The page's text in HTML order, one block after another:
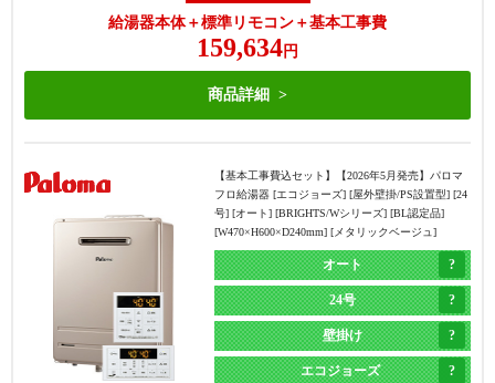
給湯器本体＋標準リモコン＋基本工事費
159,634 円
商品詳細
【基本工事費込セット】
【2026年5月発売】パロマ
フロ給湯器 [エコジョーズ] [屋外壁掛/PS設置型] [24
号] [オート] [BRIGHTS/Wシリーズ] [BL認定品]
[W470×H600×D240mm] [メタリックベージュ]
オート
24号
壁掛け
エコジョーズ